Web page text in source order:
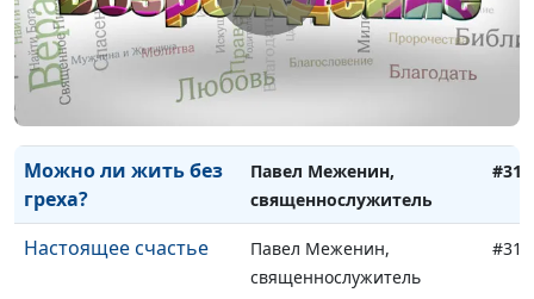
Исцеление души и
тела
Павел Меженин,
священнослужитель
#318
Как помочь сиротам?
Павел Меженин,
священнослужитель
Можно ли жить без
греха?
Павел Меженин,
священнослужитель
#316
Настоящее счастье
Павел Меженин,
священнослужитель
#315